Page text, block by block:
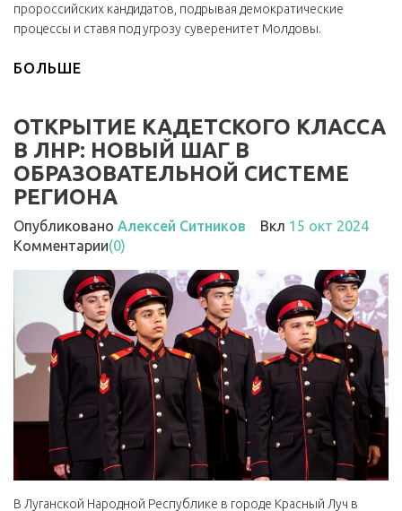
пророссийских кандидатов, подрывая демократические
процессы и ставя под угрозу суверенитет Молдовы.
БОЛЬШЕ
ОТКРЫТИЕ КАДЕТСКОГО КЛАССА
В ЛНР: НОВЫЙ ШАГ В
ОБРАЗОВАТЕЛЬНОЙ СИСТЕМЕ
РЕГИОНА
Опубликовано Алексей Ситников Вкл 15 окт 2024
Комментарии(0)
В Луганской Народной Республике в городе Красный Луч в